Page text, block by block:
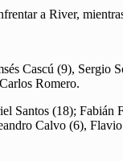
a River,
Cascú (9), Sergio
Romero.
Santos (18);
Calvo (6),